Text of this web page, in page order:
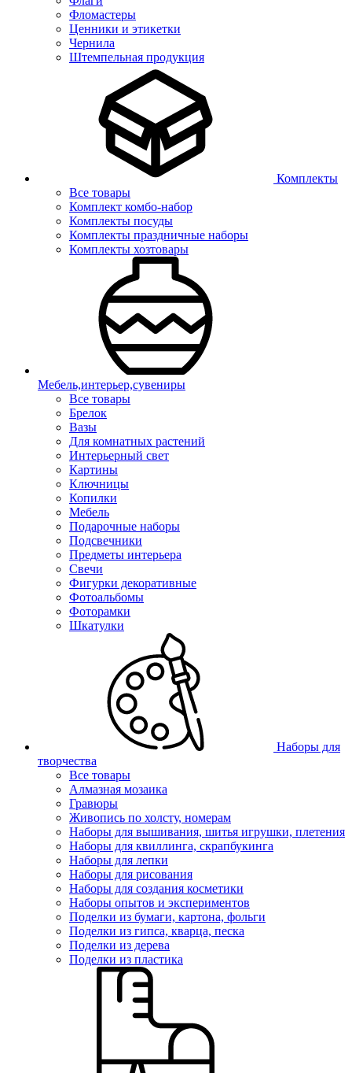
Фломастеры
Ценники и этикетки
Чернила
Штемпельная продукция
Комплекты
Все товары
Комплект комбо-набор
Комплекты посуды
Комплекты праздничные наборы
Комплекты хозтовары
Мебель,интерьер,сувениры
Все товары
Брелок
Вазы
Для комнатных растений
Интерьерный свет
Картины
Ключницы
Копилки
Мебель
Подарочные наборы
Подсвечники
Предметы интерьера
Свечи
Фигурки декоративные
Фотоальбомы
Фоторамки
Шкатулки
Наборы для
творчества
Все товары
Алмазная мозаика
Гравюры
Живопись по холсту, номерам
Наборы для вышивания, шитья игрушки, плетения
Наборы для квиллинга, скрапбукинга
Наборы для лепки
Наборы для рисования
Наборы для создания косметики
Наборы опытов и экспериментов
Поделки из бумаги, картона, фольги
Поделки из гипса, кварца, песка
Поделки из дерева
Поделки из пластика